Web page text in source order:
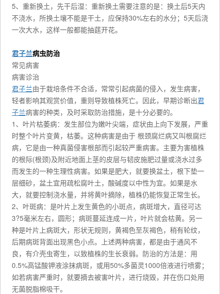
5、重新换土，先干后湿：重新换土需要注意的是：换土后5天内
不浇水，所换土壤不能是干土，应保持30%左右的水分；5天后浇
一次大水，这样一般都能抽莛开花。
君子兰病虫防治
常见病害
病害诊治
君子兰由于栽培条件不合适，常常引起病菌的侵入，发生病害，
轻者影响其观赏价值，重则导致植株死亡。因此，早期诊断出君
子兰病害的种类，及时采取防治措施，是十分必要的。
1、叶片枯萎病：发生部位为嫩叶尖端，症状由上向下发展，严重
时整个叶片变黄，枯萎。这种病害是由于 根颈腐烂病又叫根腐烂
病，它是由一种真菌侵害根部而引起较严重病害。主要为害植株
的根际(根颈)及附近地面上茎的皮层与韧皮施肥过量或浇水过多
而发生的一种生理性病害。如果是肥大，就要换盆土，根下垫一
层细砂，盆土宜用疏松腐叶土，酸碱度以中性为宜。如果是水
大，就要控制浇水量，并将黄叶摘除，植株仍能恢复正常生长。
2、叶斑病：是叶片上发生黄色的小斑点，病斑增大，直径可达
3?5毫米左右，圆形；病斑蔓延连成一片，叶片就会枯黄。另一
种是叶片上病斑大，形状无规则，黄褐色至灰褐色，稍有轮纹，
后期病斑背面出现黑色小点。上述两种病害，都是由于通风不
良，有介壳虫寄生，以致植株的生长衰弱。防治的方法是：用
0.5%高锰酸钾液涂抹病斑，或用50%多菌灵1000倍液进行喷雾；
如若病害严重时，就要摘去被害叶片，进行烧毁，并在伤口处用
无菌脱脂棉吸干。